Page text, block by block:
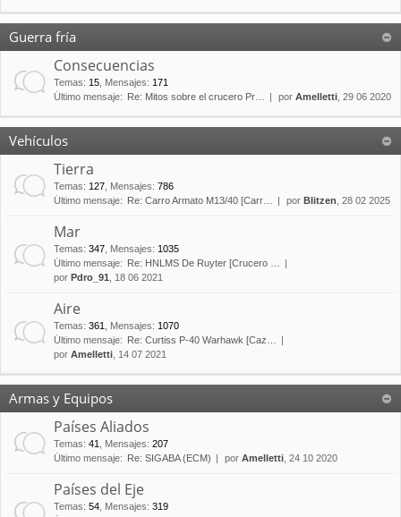
Guerra fría
Consecuencias
Temas: 15 Mensajes: 171
Último mensaje:
Re: Mitos sobre el crucero Pr… por Amelletti , 29 06 2020
Vehículos
Tierra
Temas: 127 Mensajes: 786
Último mensaje:
Re: Carro Armato M13/40 [Carr… por Blitzen , 28 02 2025
Mar
Temas: 347 Mensajes: 1035
Último mensaje:
Re: HNLMS De Ruyter [Crucero …
por Pdro_91 , 18 06 2021
Aire
Temas: 361 Mensajes: 1070
Último mensaje:
Re: Curtiss P-40 Warhawk [Caz…
por Amelletti , 14 07 2021
Armas y Equipos
Países Aliados
Temas: 41 Mensajes: 207
Último mensaje:
Re: SIGABA (ECM) por Amelletti , 24 10 2020
Países del Eje
Temas: 54 Mensajes: 319